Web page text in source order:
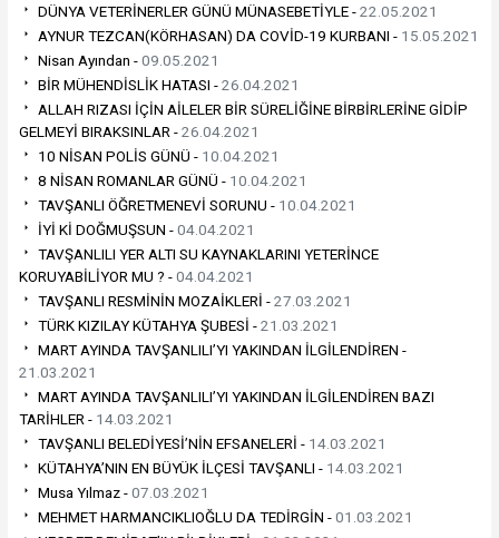
DÜNYA VETERİNERLER GÜNÜ MÜNASEBETİYLE -22.05.2021
AYNUR TEZCAN(KÖRHASAN) DA COVİD-19 KURBANI - 15.05.2021
Nisan Ayından -09.05.2021
BİR MÜHENDİSLİK HATASI -26.04.2021
ALLAH RIZASI İÇİN AİLELER BİR SÜRELİĞİNE BİRBİRLERİNE GİDİP
GELMEYİ BIRAKSINLAR -26.04.2021
10 NİSAN POLİS GÜNÜ - 10.04.2021
8 NİSAN ROMANLAR GÜNÜ - 10.04.2021
TAVŞANLI ÖĞRETMENEVİ SORUNU - 10.04.2021
İYİ Kİ DOĞMUŞSUN -04.04.2021
TAVŞANLILI YER ALTI SU KAYNAKLARINI YETERİNCE
KORUYABİLİYOR MU ? -04.04.2021
TAVŞANLI RESMİNİN MOZAİKLERİ -27.03.2021
TÜRK KIZILAY KÜTAHYA ŞUBESİ -21.03.2021
MART AYINDA TAVŞANLILI’YI YAKINDAN İLGİLENDİREN -
21.03.2021
MART AYINDA TAVŞANLILI’YI YAKINDAN İLGİLENDİREN BAZI
TARİHLER - 14.03.2021
TAVŞANLI BELEDİYESİ’NİN EFSANELERİ - 14.03.2021
KÜTAHYA’NIN EN BÜYÜK İLÇESİ TAVŞANLI - 14.03.2021
Musa Yılmaz -07.03.2021
MEHMET HARMANCIKLIOĞLU DA TEDİRGİN -01.03.2021